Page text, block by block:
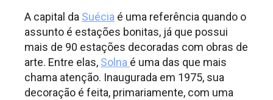
A capital da Suécia é uma referência quando o
assunto é estações bonitas, já que possui
mais de 90 estações decoradas com obras de
arte. Entre elas, Solna é uma das que mais
chama atenção. Inaugurada em 1975, sua
decoração é feita, primariamente, com uma